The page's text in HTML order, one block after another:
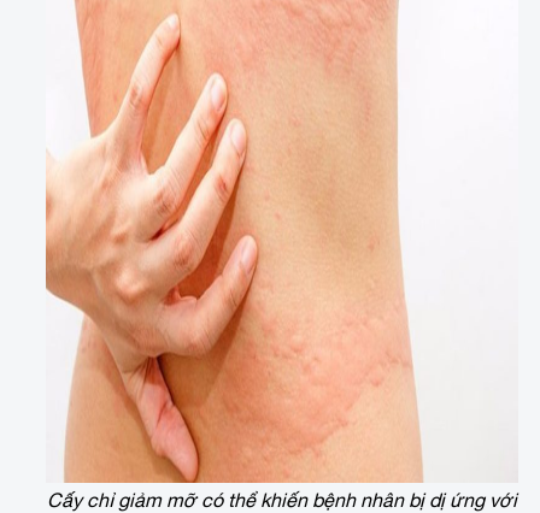
Cấy chỉ giảm mỡ có thể khiến bệnh nhân bị dị ứng với